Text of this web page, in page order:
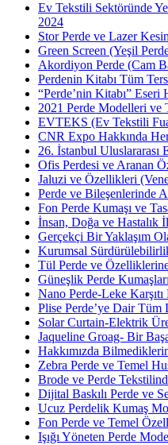
Ev Tekstili Sektöründe
2024
Stor Perde ve Lazer
Green Screen (Yeşil
Akordiyon Perde (Cam
Perdenin Kitabı Tüm
“Perde’nin Kitabı” Eseri
2021 Perde Modelleri ve
EVTEKS (Ev Tekstili
CNR Expo Hakkında
26. İstanbul Uluslararası
Ofis Perdesi ve Aranan
Jaluzi ve Özellikleri
Perde ve Bileşenlerinde
Fon Perde Kumaşı ve
İnsan, Doğa ve Hastalık
Gerçekçi Bir Yaklaşım
Kurumsal
Tül Perde ve
Güneşlik Perde
Nano Perde-Leke
Plise Perde’ye Dair Tüm
Solar Curtain-Elektrik
Jaqueline Groag- Bir
Hakkımızda
Zebra Perde ve Temel
Brode ve Perde
Dijital Baskılı Perde ve
Ucuz Perdelik Kumaş
Fon Perde ve Temel
Işığı Yöneten Perde